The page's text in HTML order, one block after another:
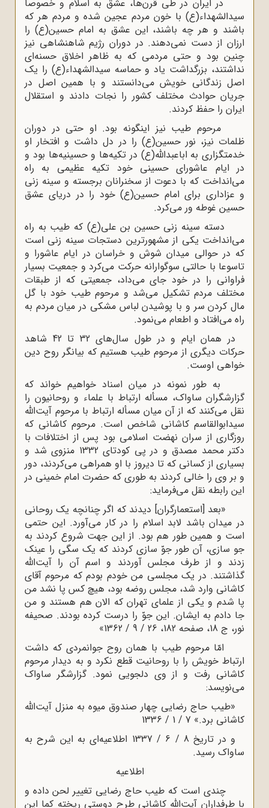
در ایران در طى قرن‌ها، عشق به اسلام و خصوصاً
سیدالشهداء(ع) با خون مردم عجین شده و مردم هر که
باشند و هر چه باشند، این عشق به امام حسین(ع) را
ارزان از دست نمى‌دهند. در دوران رژیم شاهنشاهى نیز
چنین بود و حتى مردمى که به ظاهر اخلاق حسنه‌اى
نداشتند، بزرگداشت یاد و حماسه سیدالشهداء(ع) را یک
اصل زندگانى خویش مى‌دانستند و با همین اصل در
جریان حوادث مختلف کشور را نجات دادند و استقلال
ایران را حفظ کردند.
مرحوم طیب نیز اینگونه بود. او حتى در دوران
ظلمات نیز، نور حسین(ع) را در دل داشت و افتخار او
خدمتگزارى به اباعبداللّه‌(ع) در تکیه‌ها و حسینیه‌ها بود و
در ایام عاشوراى حسینى خود تکیه عظیمى به راه
مى‌انداخت که با دعوت از سخنرانان برجسته و سینه زنى
و عزادارى براى امام حسین(ع) خود را در دریاى عشق
حسین غوطه ور مى‌کرد.
دسته سینه زنى حسین بن على(ع) که طیب به راه
مى‌انداخت یکى از مشهورترین دستجات سینه زنى است
که در حوالى میدان شوش و خراسان در ایام عاشورا و
تاسوعا با حالتى سوگوارانه حرکت مى‌کرد و جمعیت بسیار
فراوانى را در خود جاى مى‌داد، جمعیتى که از طبقات
مختلف مردم تشکیل مى‌شد و مرحوم طیب خود با گل
مال کردن سر و با پوشیدن لباس مشکى در میان مردم به
راه مى‌افتاد و اطعام مى‌نمود.
در همان ایام و در طول سال‌هاى 32 تا 42 شاهد
حرکات دیگرى از مرحوم طیب هستیم که بیانگر روح دین
خواهى اوست.
به طور نمونه در میان اسناد خواهیم خواند که
گزارشگران ساواک، مسأله ارتباط با علماء و روحانیون را
نقل مى‌کنند که از آن میان مسأله ارتباط با مرحوم آیت‌اللّه‌
سیدابوالقاسم کاشانى شاخص است. مرحوم کاشانى که
روزگارى از سران نهضت اسلامى بود پس از اختلافات با
دکتر محمد مصدق و در پى کودتاى 1332 منزوى شد و
بسیارى از کسانى که تا دیروز با او همراهى مى‌کردند، دور
و بر وى را خالى کردند به طورى که حضرت امام خمینى در
این رابطه نقل مى‌فرماید:
«بعد [استعمارگران] دیدند که اگر چنانچه یک روحانى
در میدان باشد لابد اسلام را در کار مى‌آورد. این حتمى
است و همین طور هم بود. از این جهت شروع کردند به
جو سازى، آن طور جوّ سازى کردند که یک سگى را عینک
زدند و از طرف مجلس آوردند و اسم آن را آیت‌اللّه‌
گذاشتند. در یک مجلسى من خودم بودم که مرحوم آقاى
کاشانى وارد شد، مجلس روضه بود، هیچ کس پا نشد من
پا شدم و یکى از علماى تهران که الان هم هستند و من
جا دادم به ایشان. این جوّ را درست کرده بودند. صحیفه
نور، ج 18، صفحه 182، 26 / 9 / 1362»
امّا مرحوم طیب با همان روح جوانمردى که داشت
ارتباط خویش را با روحانیت قطع نکرد و به دیدار مرحوم
کاشانى رفت ‌و از وى دلجویى نمود. گزارشگر ساواک
مى‌نویسد:
«طیب حاج رضایى چهار صندوق میوه به منزل آیت‌اللّه‌
کاشانى برد.» 7 / 1 / 1336
و در تاریخ 8 / 6 / 1337 اطلاعیه‌اى به این شرح به
ساواک رسید.
اطلاعیه
چندى است که طیب حاج رضایى تغییر لحن داده و
با طرفداران آیت‌اللّه‌ کاشانى طرح دوستى ریخته کما این